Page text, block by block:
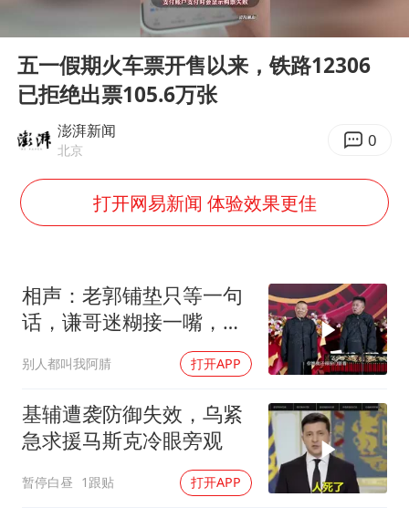
多家A股公司收到美国关税退款
直击东北超：哈尔滨vs通辽
白海豚将正面袭击贯穿浙江
香港宏福苑火灾或由烟头引起
酒店回应车内过夜被收150元
36岁男演员成景区NPC后人气爆棚
浙江台州《告全体市民书》
梁家辉百花奖演讲落泪
人民的健康、体质、幸福一脉相承
Play
五一假期火车票开售以来，铁路12306
已拒绝出票105.6万张
澎湃新闻
北京 0
打开网易新闻 体验效果更佳
相声：老郭铺垫只等一句
话，谦哥迷糊接一嘴，包
别人都叫我阿腈 打开APP
基辅遭袭防御失效，乌紧
急求援马斯克冷眼旁观
暂停白昼 1跟贴 打开APP